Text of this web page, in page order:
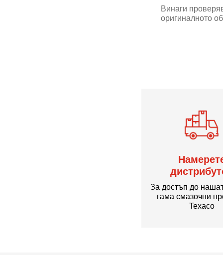
Винаги
оригиналното
За достъп до
гама смазочни
Texaco